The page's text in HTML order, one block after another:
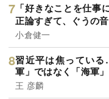
「好きなことを仕
正論すぎて、ぐうの
小倉健一
習近平は焦ってい
軍」ではなく「海軍
王 彦麟